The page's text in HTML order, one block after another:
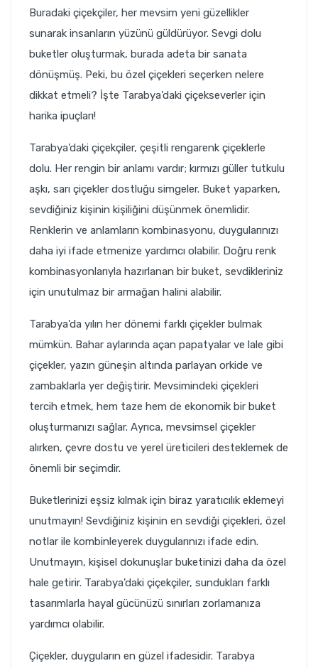
Buradaki çiçekçiler, her mevsim yeni güzellikler
sunarak insanların yüzünü güldürüyor. Sevgi dolu
buketler oluşturmak, burada adeta bir sanata
dönüşmüş. Peki, bu özel çiçekleri seçerken nelere
dikkat etmeli? İşte Tarabya'daki çiçekseverler için
harika ipuçları!
Tarabya'daki çiçekçiler, çeşitli rengarenk çiçeklerle
dolu. Her rengin bir anlamı vardır; kırmızı güller tutkulu
aşkı, sarı çiçekler dostluğu simgeler. Buket yaparken,
sevdiğiniz kişinin kişiliğini düşünmek önemlidir.
Renklerin ve anlamların kombinasyonu, duygularınızı
daha iyi ifade etmenize yardımcı olabilir. Doğru renk
kombinasyonlarıyla hazırlanan bir buket, sevdikleriniz
için unutulmaz bir armağan halini alabilir.
Tarabya'da yılın her dönemi farklı çiçekler bulmak
mümkün. Bahar aylarında açan papatyalar ve lale gibi
çiçekler, yazın güneşin altında parlayan orkide ve
zambaklarla yer değiştirir. Mevsimindeki çiçekleri
tercih etmek, hem taze hem de ekonomik bir buket
oluşturmanızı sağlar. Ayrıca, mevsimsel çiçekler
alırken, çevre dostu ve yerel üreticileri desteklemek de
önemli bir seçimdir.
Buketlerinizi eşsiz kılmak için biraz yaratıcılık eklemeyi
unutmayın! Sevdiğiniz kişinin en sevdiği çiçekleri, özel
notlar ile kombinleyerek duygularınızı ifade edin.
Unutmayın, kişisel dokunuşlar buketinizi daha da özel
hale getirir. Tarabya'daki çiçekçiler, sundukları farklı
tasarımlarla hayal gücünüzü sınırları zorlamanıza
yardımcı olabilir.
Çiçekler, duyguların en güzel ifadesidir. Tarabya